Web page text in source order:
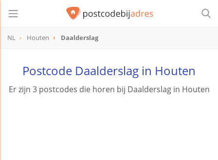
NL Houten Daalderslag
Postcode Daalderslag in Houten
Er zijn 3 postcodes die horen bij Daalderslag in Houten